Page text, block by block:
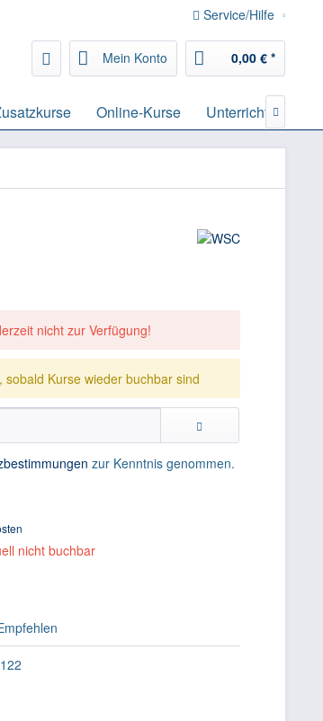
Service/Hilfe
Mein Konto 0,00 € *
Online-Kurse 
nicht zur Verfügung!
sobald Kurse wieder buchbar sind
zur Kenntnis genommen.
nicht buchbar